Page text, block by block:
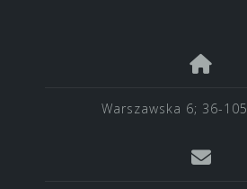
Warszawska 6; 36-